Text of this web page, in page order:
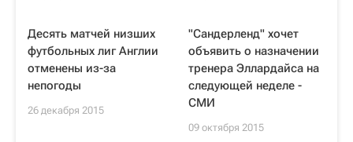
Десять матчей низших
футбольных лиг Англии
отменены из-за
непогоды
26 декабря 2015
"Сандерленд" хочет
объявить о назначении
тренера Эллардайса на
следующей неделе -
СМИ
09 октября 2015